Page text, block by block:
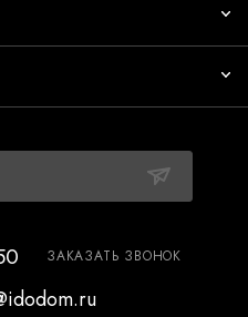
ЗАКАЗАТЬ ЗВОНОК